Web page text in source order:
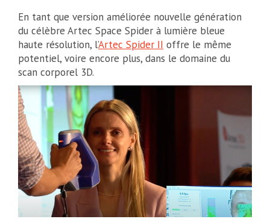
En tant que version améliorée nouvelle génération
du célèbre Artec Space Spider à lumière bleue
haute résolution, l’Artec Spider II offre le même
potentiel, voire encore plus, dans le domaine du
scan corporel 3D.